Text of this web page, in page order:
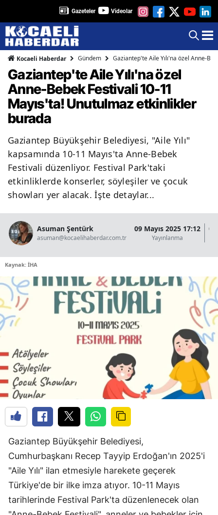
Gazeteler Videolar
Kocaeli Haberdar Gündem Gaziantep'te Aile Yılı'na özel Anne-
Gaziantep'te Aile Yılı'na özel
Anne-Bebek Festivali 10-11
Mayıs'ta! Unutulmaz etkinlikler
burada
Gaziantep Büyükşehir Belediyesi, "Aile Yılı"
kapsamında 10-11 Mayıs'ta Anne-Bebek
Festivali düzenliyor. Festival Park'taki
etkinliklerde konserler, söyleşiler ve çocuk
showları yer alacak. İşte detaylar...
Asuman Şentürk
asuman@kocaelihaberdar.com.tr
09 Mayıs 2025 17:12
Yayınlanma
09
Kaynak: İHA
Gaziantep Büyükşehir Belediyesi,
Cumhurbaşkanı Recep Tayyip Erdoğan'ın 2025'i
"Aile Yılı" ilan etmesiyle harekete geçerek
Türkiye'de bir ilke imza atıyor. 10-11 Mayıs
tarihlerinde Festival Park'ta düzenlenecek olan